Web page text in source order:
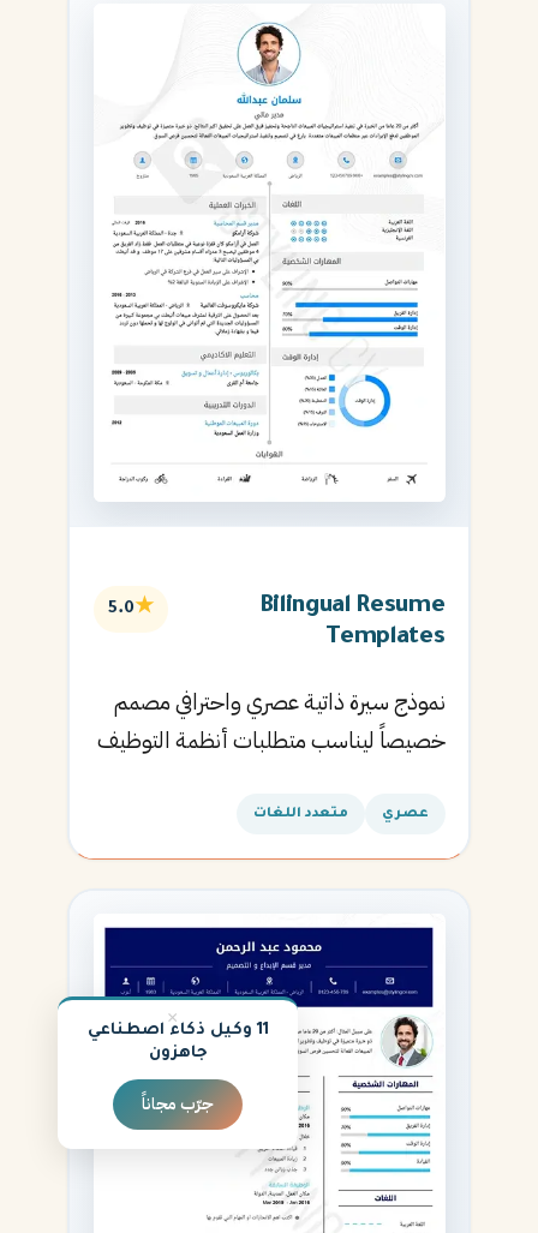
Bilingual Resume
Templates
★
5.0
نموذج سيرة ذاتية عصري واحترافي مصمم
خصيصاً ليناسب متطلبات أنظمة التوظيف
القادمة.
عصري متعدد اللغات
×
11 وكيل ذكاء اصطناعي
جاهزون
جرّب مجاناً